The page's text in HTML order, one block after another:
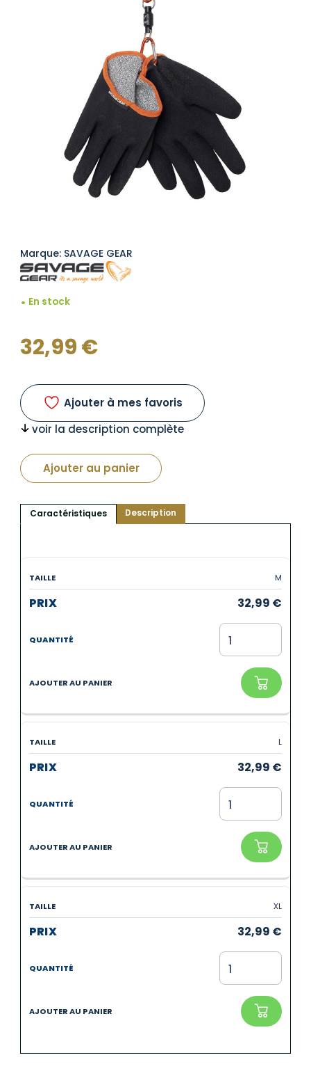
Marque: SAVAGE GEAR
En stock
32,99€
Ajouter à mes favoris
voir la description complète
Ajouter au panier
Caractéristiques Description
M
32,99 €
L
32,99 €
XL
32,99 €